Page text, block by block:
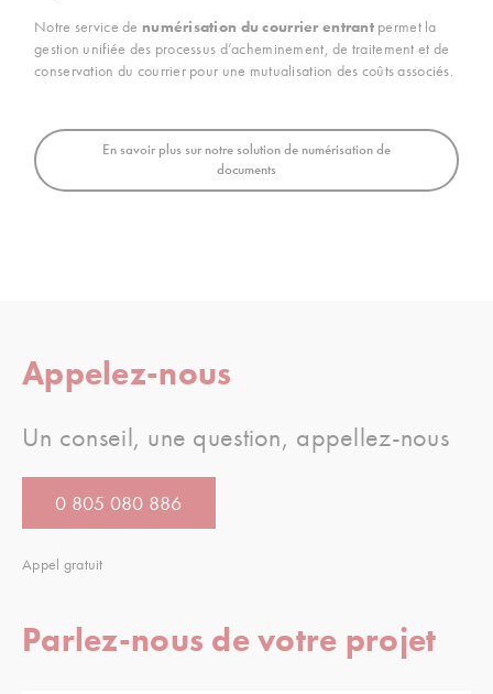
Notre service de numérisation du courrier entrantpermet la
gestion unifiée des processus d’acheminement, de traitement et de
conservation du courrier pour une mutualisation des coûts associés.
En savoir plus sur notre solution de numérisation de
documents
Appelez-nous
Un conseil, une question, appellez-nous
0 805 080 886
Appel gratuit
Parlez-nous de votre projet